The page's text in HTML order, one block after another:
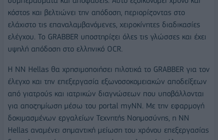
κόστος και βελτιώνει την απόδοση, περιορίζοντας στο
ελάχιστο τις επαναλαμβανόμενες, χειροκίνητες διαδικασίες
ελέγχου. Το GRABBER υποστηρίζει όλες τις γλώσσες και έχει
υψηλή απόδοση στο ελληνικό OCR.
Η NN Hellas θα χρησιμοποιήσει πιλοτικά το GRABBER για τον
έλεγχο και την επεξεργασία εξωνοσοκομειακών αποδείξεων
από γιατρούς και ιατρικών διαγνώσεων που υποβάλλονται
για αποζημίωση μέσω του portal myNN. Με την εφαρμογή
δοκιμασμένων εργαλείων Τεχνητής Νοημοσύνης, η NN
Hellas αναμένει σημαντική μείωση του χρόνου επεξεργασίας